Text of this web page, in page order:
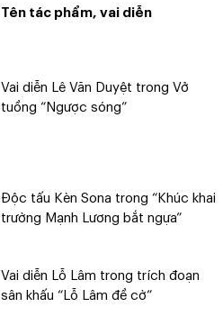
Tên tác phẩm, vai diễn
Vai diễn Lê Văn Duyệt trong Vở
tuồng “Ngược sóng”
Độc tấu Kèn Sona trong “Khúc khai
trường Mạnh Lương bắt ngựa”
Vai diễn Lỗ Lâm trong trích đoạn
sân khấu “Lỗ Lâm đề cờ”